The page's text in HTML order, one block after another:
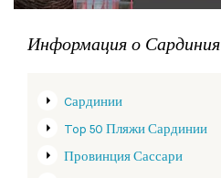
Информация о Сардиния
Cардинии
Top 50 Пляжи Сардинии
Провинция Сассари